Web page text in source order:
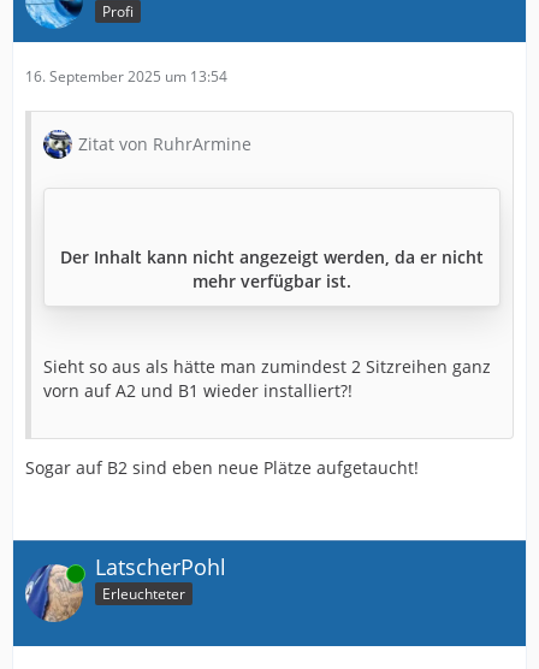
Profi
16. September 2025 um 13:54
Zitat von RuhrArmine
Der Inhalt kann nicht angezeigt werden, da er nicht
mehr verfügbar ist.
Sieht so aus als hätte man zumindest 2 Sitzreihen ganz
vorn auf A2 und B1 wieder installiert?!
Sogar auf B2 sind eben neue Plätze aufgetaucht!
Online LatscherPohl
Erleuchteter